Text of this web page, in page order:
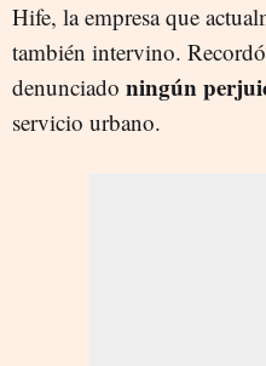
Hife, la empresa que
también intervino.
denunciado ningún
servicio urbano.